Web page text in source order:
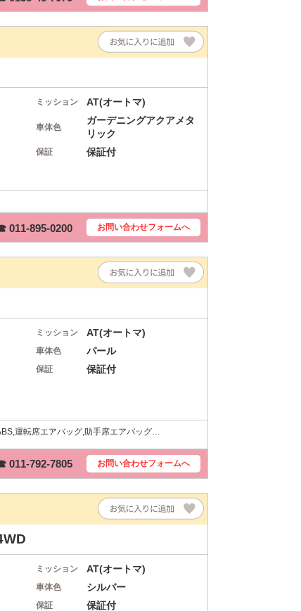
ミッション AT(オートマ)
車体色
ガーデニングアクアメタ
リック
保証 保証付
011-895-0200 お問い合わせフォームへ
ミッション AT(オートマ)
車体色 パール
保証 保証付
運転席エアバッグ,助手席エアバッグ…
011-792-7805 お問い合わせフォームへ
ミッション AT(オートマ)
車体色 シルバー
保証 保証付